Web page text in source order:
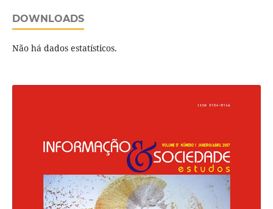
DOWNLOADS
Não há dados estatísticos.